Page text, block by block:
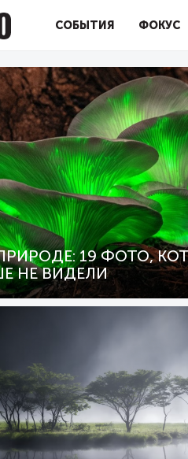
СОБЫТИЯ ФОКУС
19 ФОТО,
НЕ ВИДЕЛИ